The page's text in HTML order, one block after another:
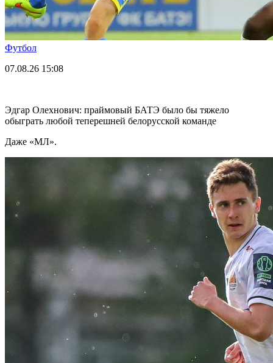
Футбол
07.08.26 15:08
Эдгар Олехнович: праймовый БАТЭ было бы тяжело
обыграть любой теперешней белорусской команде
Даже «МЛ».